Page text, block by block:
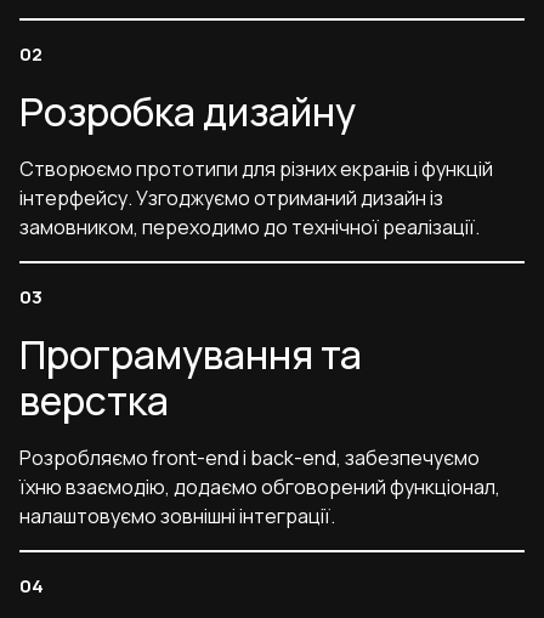
Розробка дизайну
Створюємо прототипи для різних екранів і функцій
інтерфейсу. Узгоджуємо отриманий дизайн із
замовником, переходимо до технічної реалізації.
Програмування та
верстка
Розробляємо front-end і back-end, забезпечуємо
їхню взаємодію, додаємо обговорений функціонал,
налаштовуємо зовнішні інтеграції.